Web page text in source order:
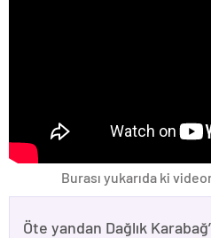
Burası yukarıda ki
Öte yandan Dağlık